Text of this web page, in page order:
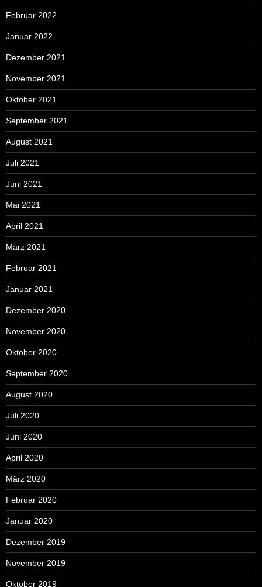
Februar 2022
Januar 2022
Dezember 2021
November 2021
Oktober 2021
September 2021
August 2021
Juli 2021
Juni 2021
Mai 2021
April 2021
März 2021
Februar 2021
Januar 2021
Dezember 2020
November 2020
Oktober 2020
September 2020
August 2020
Juli 2020
Juni 2020
April 2020
März 2020
Februar 2020
Januar 2020
Dezember 2019
November 2019
Oktober 2019